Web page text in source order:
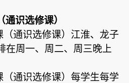
（通识选修课）
（通识选修课）江淮、龙子
在周一、周二、周三晚上
（通识选修课）每学生每学